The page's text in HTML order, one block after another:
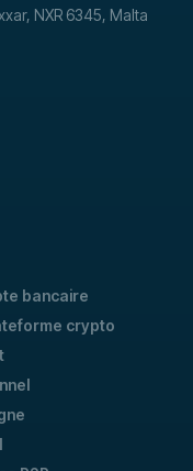
NXR 6345, Malta
bancaire
crypto